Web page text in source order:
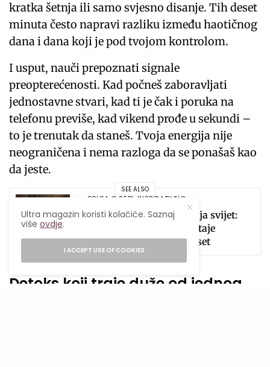
kratka šetnja ili samo svjesno disanje. Tih deset
minuta često napravi razliku između haotičnog
dana i dana koji je pod tvojom kontrolom.
I usput, nauči prepoznati signale
preopterećenosti. Kad počneš zaboravljati
jednostavne stvari, kad ti je čak i poruka na
telefonu previše, kad vikend prođe u sekundi –
to je trenutak da staneš. Tvoja energija nije
neograničena i nema razloga da se ponašaš kao
da jeste.
SEE ALSO
BRIGA O SEBI INSPIRATIVNO
Japanski ritual koji osvaja svijet:
Kako “ofuro” kupka postaje
najpoželjniji večernji reset
Detoks koji traje duže od jednog
Ultra magazin koristi kolačiće. Saznaj
višeovdje.
I ACCEPT USE OF COOKIES